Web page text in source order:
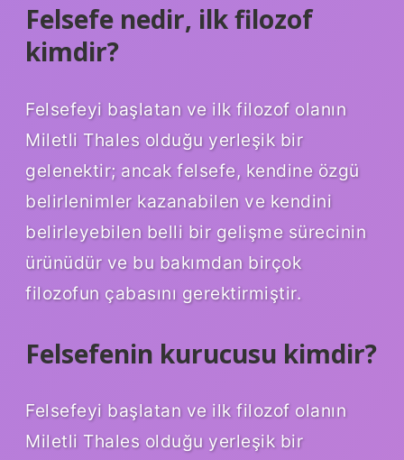
Felsefe nedir, ilk filozof
kimdir?
Felsefeyi başlatan ve ilk filozof olanın
Miletli Thales olduğu yerleşik bir
gelenektir; ancak felsefe, kendine özgü
belirlenimler kazanabilen ve kendini
belirleyebilen belli bir gelişme sürecinin
ürünüdür ve bu bakımdan birçok
filozofun çabasını gerektirmiştir.
Felsefenin kurucusu kimdir?
Felsefeyi başlatan ve ilk filozof olanın
Miletli Thales olduğu yerleşik bir